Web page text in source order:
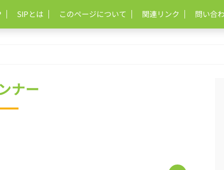
SIPとは このページについて 関連リンク 問い合
ナー